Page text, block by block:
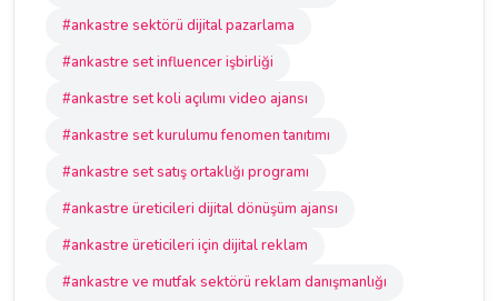
#ankastre sektörü dijital pazarlama
#ankastre set influencer işbirliği
#ankastre set koli açılımı video ajansı
#ankastre set kurulumu fenomen tanıtımı
#ankastre set satış ortaklığı programı
#ankastre üreticileri dijital dönüşüm ajansı
#ankastre üreticileri için dijital reklam
#ankastre ve mutfak sektörü reklam danışmanlığı